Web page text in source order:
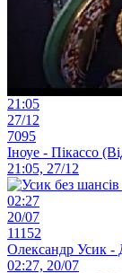
21:05
27/12
7095
Іноуе - Пікассо
21:05, 27/12
02:27
20/07
11152
Олександр Усик -
02:27, 20/07